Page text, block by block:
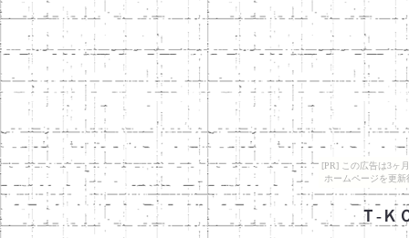
[PR] この広告は3ヶ
ホームページを更
Ｔ-Ｋ